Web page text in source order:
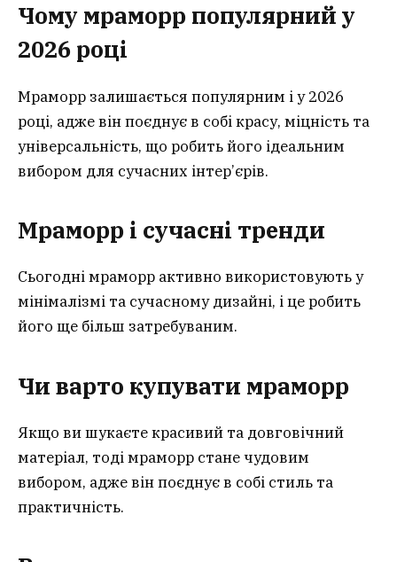
Чому мраморр популярний у
2026 році
Мраморр залишається популярним і у 2026
році, адже він поєднує в собі красу, міцність та
універсальність, що робить його ідеальним
вибором для сучасних інтер’єрів.
Мраморр і сучасні тренди
Сьогодні мраморр активно використовують у
мінімалізмі та сучасному дизайні, і це робить
його ще більш затребуваним.
Чи варто купувати мраморр
Якщо ви шукаєте красивий та довговічний
матеріал, тоді мраморр стане чудовим
вибором, адже він поєднує в собі стиль та
практичність.